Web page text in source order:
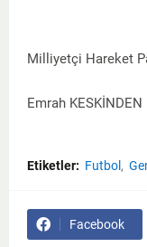
Milliyetçi Hareket
Emrah KESKİNDEN
Etiketler: Futbol
Facebook